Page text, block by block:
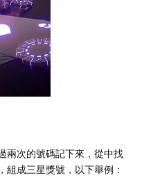
兩次的號碼記下來，從中找
成三星獎號，以下舉例：